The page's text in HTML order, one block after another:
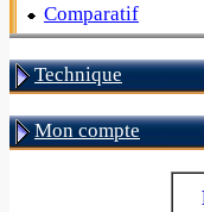
Comparatif
Technique
Mon compte